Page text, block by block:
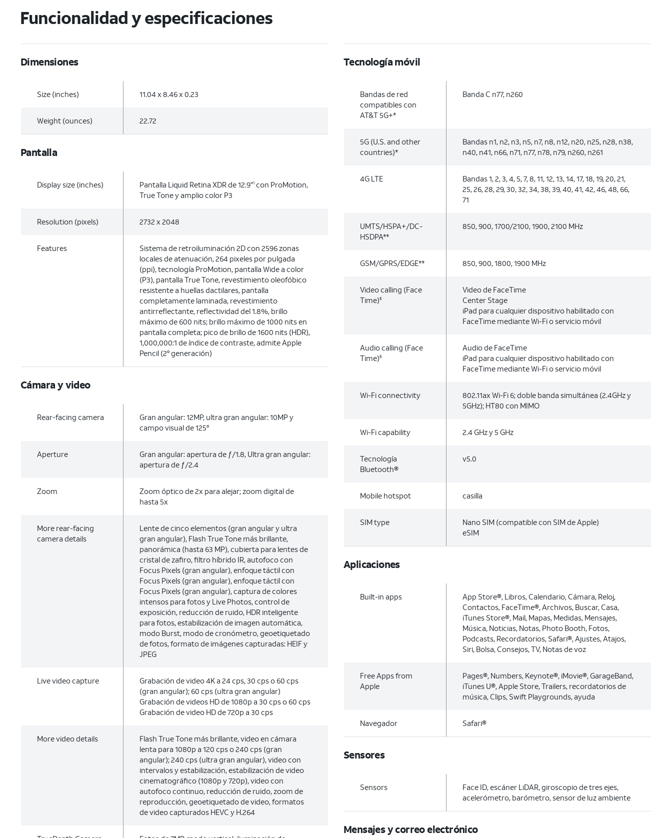
Funcionalidad y especificaciones
Dimensiones
Size (inches) 11.04 x 8.46 x 0.23
Weight (ounces) 22.72
Pantalla
Display size (inches) Pantalla Liquid Retina XDR de 12.9"1con ProMotion,
True Tone y amplio color P3
Resolution (pixels) 2732 x 2048
Features
Sistema de retroiluminación 2D con 2596 zonas
locales de atenuación, 264 pixeles por pulgada
(ppi), tecnología ProMotion, pantalla Wide a color
(P3), pantalla True Tone, revestimiento oleofóbico
resistente a huellas dactilares, pantalla
completamente laminada, revestimiento
antirreflectante, reflectividad del 1.8%, brillo
máximo de 600 nits; brillo máximo de 1000 nits en
pantalla completa; pico de brillo de 1600 nits (HDR),
1,000,000:1 de índice de contraste, admite Apple
Pencil (2° generación)
Cámara y video
Rear-facing camera
Gran angular: 12MP, ultra gran angular: 10MP y
campo visual de 125°
Aperture
Gran angular: apertura de ƒ/1.8, Ultra gran angular:
apertura de ƒ/2.4
Zoom
Zoom óptico de 2x para alejar; zoom digital de
hasta 5x
More rear-facing
camera details
Lente de cinco elementos (gran angular y ultra
gran angular), Flash True Tone más brillante,
panorámica (hasta 63 MP), cubierta para lentes de
cristal de zafiro, filtro híbrido IR, autofoco con
Focus Pixels (gran angular), enfoque táctil con
Focus Pixels (gran angular), enfoque táctil con
Focus Pixels (gran angular), captura de colores
intensos para fotos y Live Photos, control de
exposición, reducción de ruido, HDR inteligente
para fotos, estabilización de imagen automática,
modo Burst, modo de cronómetro, geoetiquetado
de fotos, formato de imágenes capturadas: HEIF y
JPEG
Live video capture
Grabación de video 4K a 24 cps, 30 cps o 60 cps
(gran angular); 60 cps (ultra gran angular)
Grabación de videos HD de 1080p a 30 cps o 60 cps
Grabación de video HD de 720p a 30 cps
More video details
Flash True Tone más brillante, video en cámara
lenta para 1080p a 120 cps o 240 cps (gran
angular); 240 cps (ultra gran angular), video con
intervalos y estabilización, estabilización de video
cinematográfico (1080p y 720p), video con
autofoco continuo, reducción de ruido, zoom de
reproducción, geoetiquetado de video, formatos
de video capturados HEVC y H.264
Tecnología móvil
Bandas de red
compatibles con
AT&T 5G+*
Banda C n77, n260
5G (U.S. and other
countries)*
Bandas n1, n2, n3, n5, n7, n8, n12, n20, n25, n28, n38,
n40, n41, n66, n71, n77, n78, n79, n260, n261
4G LTE
Bandas 1, 2, 3, 4, 5, 7, 8, 11, 12, 13, 14, 17, 18, 19, 20, 21,
25, 26, 28, 29, 30, 32, 34, 38, 39, 40, 41, 42, 46, 48, 66,
71
UMTS/HSPA+/DC-
HSDPA**
850, 900, 1700/2100, 1900, 2100 MHz
GSM/GPRS/EDGE** 850, 900, 1800, 1900 MHz
Video calling (Face
Time)6
Video de FaceTime
Center Stage
iPad para cualquier dispositivo habilitado con
FaceTime mediante Wi-Fi o servicio móvil
Audio calling (Face
Time)6
Audio de FaceTime
iPad para cualquier dispositivo habilitado con
FaceTime mediante Wi-Fi o servicio móvil
Wi-Fi connectivity
802.11ax Wi-Fi 6; doble banda simultánea (2.4GHz y
5GHz); HT80 con MIMO
Wi-Fi capability 2.4 GHz y 5 GHz
Tecnología
Bluetooth®
v5.0
Mobile hotspot casilla
SIM type
Nano SIM (compatible con SIM de Apple)
eSIM
Aplicaciones
Built-in apps
App Store®, Libros, Calendario, Cámara, Reloj,
Contactos, FaceTime®, Archivos, Buscar, Casa,
iTunes Store®, Mail, Mapas, Medidas, Mensajes,
Música, Noticias, Notas, Photo Booth, Fotos,
Podcasts, Recordatorios, Safari®, Ajustes, Atajos,
Siri, Bolsa, Consejos, TV, Notas de voz
Free Apps from
Apple
Pages®, Numbers, Keynote®, iMovie®, GarageBand,
iTunes U®, Apple Store, Trailers, recordatorios de
música, Clips, Swift Playgrounds, ayuda
Navegador Safari®
Sensores
Sensors
Face ID, escáner LiDAR, giroscopio de tres ejes,
acelerómetro, barómetro, sensor de luz ambiente
Mensajes y correo electrónico